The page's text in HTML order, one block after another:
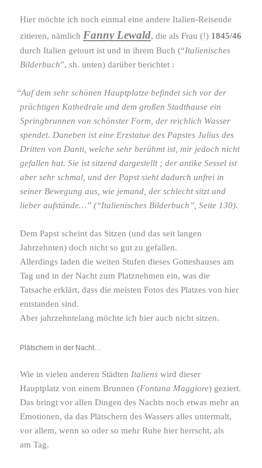
Hier möchte ich noch einmal eine andere Italien-​Reisende
zitieren, nämlichFanny Lewald, die als Frau (!) 1845/​46
durch Italien getourt ist und in ihrem Buch (“Italienisches
Bilderbuch”, sh. unten) darüber berichtet :
“Auf dem sehr schönen Hauptplatze befindet sich vor der
präch­tigen Kathedrale und dem großen Stadthause ein
Springbrunnen von schönster Form, der reich­lich Wasser
spendet. Daneben ist eine Erzstatue des Papstes Julius des
Dritten von Danti, welche sehr berühmt ist, mir jedoch nicht
gefallen hat. Sie ist sitzend darge­stellt ; der antike Sessel ist
aber sehr schmal, und der Papst sieht dadurch unfrei in
seiner Bewegung aus, wie jemand, der schlecht sitzt und
lieber aufstände…” (“Italienisches Bilderbuch”, Seite 130).
Dem Papst scheint das Sitzen (und das seit langen
Jahrzehnten) doch nicht so gut zu gefallen.
Allerdings laden die weiten Stufen dieses Gotteshauses am
Tag und in der Nacht zum Platznehmen ein, was die
Tatsache erklärt, dass die meisten Fotos des Platzes von hier
entstanden sind.
Aber jahr­zehn­te­lang möchte ich hier auch nicht sitzen.
Plätschern in der Nacht…
Wie in vielen anderen StädtenItalienswird dieser
Hauptplatz von einem Brunnen (Fontana Maggiore) geziert.
Das bringt vor allen Dingen des Nachts noch etwas mehr an
Emotionen, da das Plätschern des Wassers alles unter­malt,
vor allem, wenn so oder so mehr Ruhe hier herrscht, als
am Tag.